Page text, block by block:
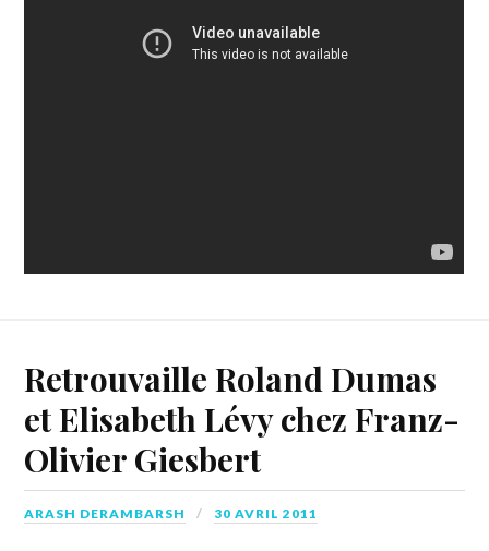
Retrouvaille Roland Dumas
et Elisabeth Lévy chez Franz-
Olivier Giesbert
ARASH DERAMBARSH 30 AVRIL 2011